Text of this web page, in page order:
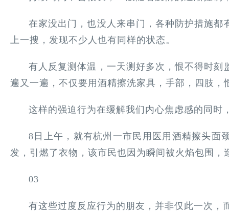
在家没出门，也没人来串门，各种防护措施都
上一搜，发现不少人也有同样的状态。
有人反复测体温，一天测好多次，恨不得时
遍又一遍，不仅要用酒精擦洗家具，手部，四肢
这样的强迫行为在缓解我们内心焦虑感的同时
8日上午，就有杭州一市民用医用酒精擦头面
发，引燃了衣物，该市民也因为瞬间被火焰包围
03
有这些过度反应行为的朋友，并非仅此一次，